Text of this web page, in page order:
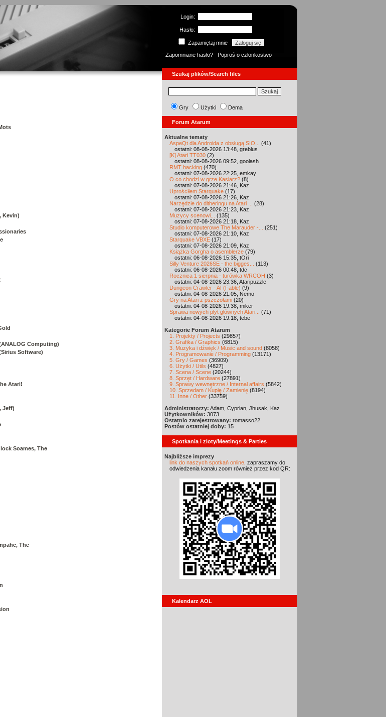
Login:
Hasło:
Zapamiętaj mnie
Zapomniane hasło?
Poproś o członkostwo
Szukaj plików/Search files
Kevin)
Computing)
Software)
Atari!
Jeff)
Soames, The
The
Gry Użytki Dema
Forum Atarum
Aktualne tematy
AspeQt dla Androida z obsługą SIO...
(41)
ostatni: 08-08-2026 13:48, greblus
[K] Atari TT030 (2)
ostatni: 08-08-2026 09:52, goolash
RMT hacking (470)
ostatni: 07-08-2026 22:25, emkay
O co chodzi w grze Kasiarz? (8)
ostatni: 07-08-2026 21:46, Kaz
Uprościłem Starquake (17)
ostatni: 07-08-2026 21:26, Kaz
Narzędzie do ditheringu na Atari ...
(28)
ostatni: 07-08-2026 21:23, Kaz
Muzycy scenowi...
(135)
ostatni: 07-08-2026 21:18, Kaz
Studio komputerowe The Marauder -...
(251)
ostatni: 07-08-2026 21:10, Kaz
Starquake VBXE (17)
ostatni: 07-08-2026 21:09, Kaz
Książka Gorgha o asemblerze (79)
ostatni: 06-08-2026 15:35, tOri
Silly Venture 2026SE - the bigges...
(113)
ostatni: 06-08-2026 00:48, tdc
Rocznica 1 sierpnia - turówka WRCOH (3)
ostatni: 04-08-2026 23:36, Ataripuzzle
Dungeon Crawler - AI (Fable) (9)
ostatni: 04-08-2026 21:05, Nemo
Gry na Atari z pszczołami (20)
ostatni: 04-08-2026 19:38, miker
Sprawa nowych płyt głównych Atari...
(71)
ostatni: 04-08-2026 19:18, tebe
Kategorie Forum Atarum
1. Projekty / Projects (29857)
2. Grafika / Graphics (6815)
3. Muzyka i dźwięk / Music and sound (8058)
4. Programowanie / Programming (13171)
5. Gry / Games (36909)
6. Użytki / Utils (4827)
7. Scena / Scene (20244)
8. Sprzęt / Hardware (27891)
9. Sprawy wewnętrzne / Internal affairs (5842)
10. Sprzedam / Kupię / Zamienię (8194)
11. Inne / Other (33759)
Administratorzy: Adam, Cyprian, Jhusak, Kaz
Użytkowników: 3073
Ostatnio zarejestrowany: romasso22
Postów ostatniej doby: 15
Spotkania i zloty/Meetings & Parties
Najbliższe imprezy
link do naszych spotkań online, zapraszamy do
odwiedzenia kanału zoom również przez kod QR:
Kalendarz AOL